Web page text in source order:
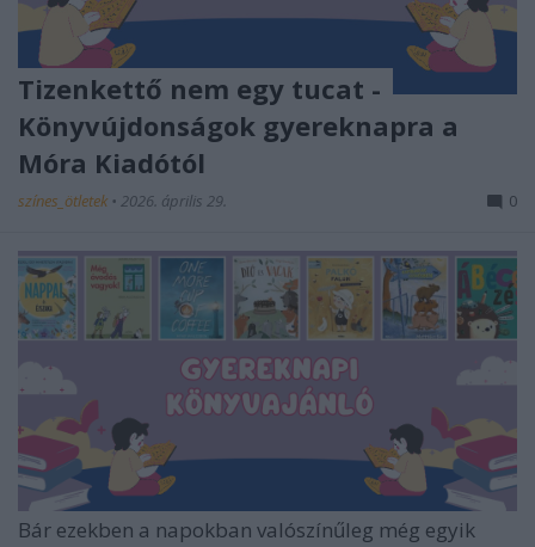
Tizenkettő nem egy tucat -
Könyvújdonságok gyereknapra a
Móra Kiadótól
színes_ötletek • 2026. április 29. 0
Bár ezekben a napokban valószínűleg még egyik